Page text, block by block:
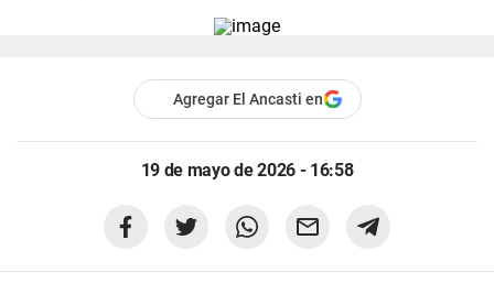
Agregar El Ancasti en
19 de mayo de 2026 - 16:58